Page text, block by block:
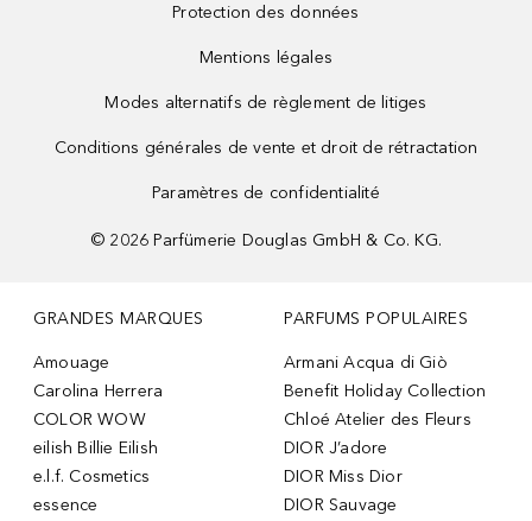
Protection des données
Mentions légales
Modes alternatifs de règlement de litiges
Conditions générales de vente et droit de rétractation
Paramètres de confidentialité
© 2026 Parfümerie Douglas GmbH & Co. KG.
GRANDES MARQUES
Amouage
Carolina Herrera
COLOR WOW
eilish Billie Eilish
e.l.f. Cosmetics
essence
PARFUMS POPULAIRES
Armani Acqua di Giò
Benefit Holiday Collection
Chloé Atelier des Fleurs
DIOR J’adore
DIOR Miss Dior
DIOR Sauvage